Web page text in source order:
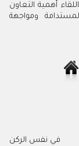
أهمية التعاون
ومواجهة
في نفس الركن